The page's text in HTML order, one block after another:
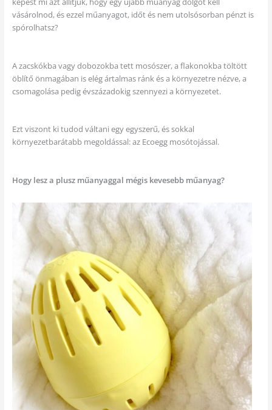
vásárolnod, és ezzel műanyagot, időt és nem utolsósorban pénzt is
spórolhatsz?
A zacskókba vagy dobozokba tett mosószer, a flakonokba töltött
öblítő önmagában is elég ártalmas ránk és a környezetre nézve, a
csomagolása pedig évszázadokig szennyezi a környezetet.
Ezt viszont ki tudod váltani egy egyszerű, és sokkal
környezetbarátabb megoldással: az Ecoegg mosótojással.
Hogy lesz a plusz műanyaggal mégis kevesebb műanyag?